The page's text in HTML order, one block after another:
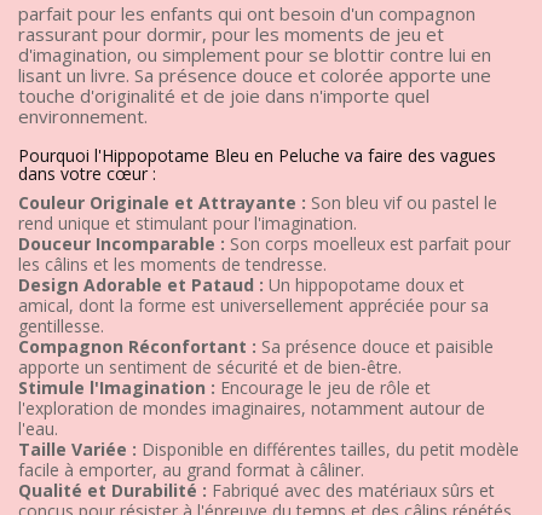
parfait pour les enfants qui ont besoin d'un compagnon
rassurant pour dormir, pour les moments de jeu et
d'imagination, ou simplement pour se blottir contre lui en
lisant un livre. Sa présence douce et colorée apporte une
touche d'originalité et de joie dans n'importe quel
environnement.
Pourquoi l'Hippopotame Bleu en Peluche va faire des vagues
dans votre cœur :
Couleur Originale et Attrayante : Son bleu vif ou pastel le
rend unique et stimulant pour l'imagination.
Douceur Incomparable : Son corps moelleux est parfait pour
les câlins et les moments de tendresse.
Design Adorable et Pataud : Un hippopotame doux et
amical, dont la forme est universellement appréciée pour sa
gentillesse.
Compagnon Réconfortant : Sa présence douce et paisible
apporte un sentiment de sécurité et de bien-être.
Stimule l'Imagination : Encourage le jeu de rôle et
l'exploration de mondes imaginaires, notamment autour de
l'eau.
Taille Variée : Disponible en différentes tailles, du petit modèle
facile à emporter, au grand format à câliner.
Qualité et Durabilité : Fabriqué avec des matériaux sûrs et